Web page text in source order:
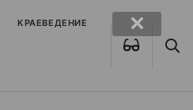
КРАЕВЕДЕНИЕ